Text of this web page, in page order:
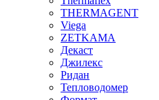
THERMAGENT
Viega
ZETKAMA
Декаст
Джилекс
Ридан
Тепловодомер